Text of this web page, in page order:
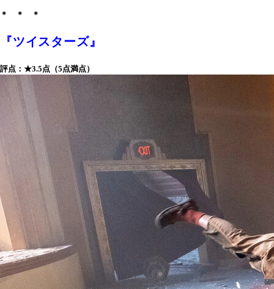
＊ ＊ ＊
『ツイスターズ』
評点：★3.5点（5点満点）